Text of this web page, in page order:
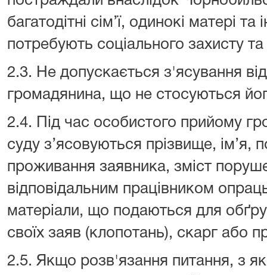
багатодітні сім’ї, одинокі матері
потребують соціального захисту
2.3. Не допускається з'ясування
громадянина, що не стосуються
2.4. Під час особистого прийому
суду з’ясовуються прізвище, ім’я,
проживання заявника, зміст
відповідальним працівником
матеріали, що подаються для
своїх заяв (клопотань), скарг або
2.5. Якщо розв'язання питання, з